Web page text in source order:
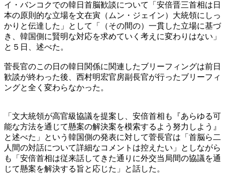
イ・バンコクでの韓日首脳歓談について「安倍晋三首相は日
本の原則的な立場を文在寅（ムン・ジェイン）大統領にしっ
かりと伝達した」として「（その間の）一貫した立場に基づ
き、韓国側に賢明な対応を求めていく考えに変わりはない」
と５日、述べた。
菅長官のこの日の韓日関係に関連したブリーフィングは前日
歓談が終わった後、西村明宏官房副長官が行ったブリーフィ
ングと全く変わらなかった。
「文大統領が高官級協議を提案し、安倍首相も『あらゆる可
能な方法を通じて懸案の解決案を模索するよう努力しよう』
と述べた」という韓国側の発表に対して菅長官は「首脳ら二
人間の対話について詳細なコメントは控えたい」としながら
も「安倍首相は従来話してきた通りに外交当局間の協議を通
じて懸案を解決する旨と応じた」と話した。